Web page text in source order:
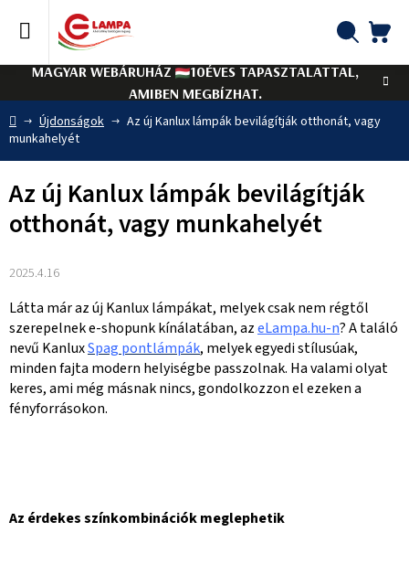
tartalomhoz
MAGYAR WEBÁRUHÁZ
10ÉVES TAPASZTALATTAL,
AMIBEN MEGBÍZHAT.
Kezdőlap
Újdonságok
Az új Kanlux lámpák bevilágítják otthonát, vagy
munkahelyét
Az új Kanlux lámpák bevilágítják
otthonát, vagy munkahelyét
2025.4.16
Látta már az új Kanlux lámpákat, melyek csak nem régtől
szerepelnek e-shopunk kínálatában, azeLampa.hu-n? A találó
nevű KanluxSpag pontlámpák, melyek egyedi stílusúak,
minden fajta modern helyiségbe passzolnak. Ha valami olyat
keres, ami még másnak nincs, gondolkozzon el ezeken a
fényforrásokon.
Az érdekes színkombinációk meglephetik